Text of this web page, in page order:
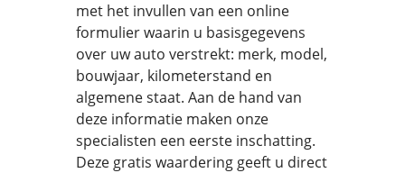
met het invullen van een online
formulier waarin u basisgegevens
over uw auto verstrekt: merk, model,
bouwjaar, kilometerstand en
algemene staat. Aan de hand van
deze informatie maken onze
specialisten een eerste inschatting.
Deze gratis waardering geeft u direct